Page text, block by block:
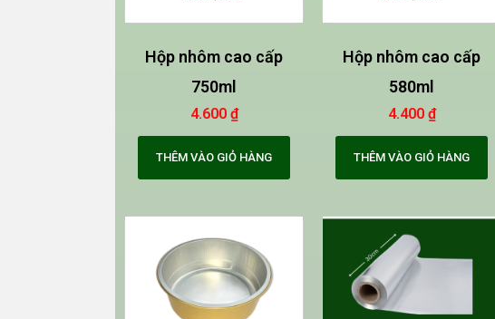
Hộp nhôm cao cấp
750ml
4.600 ₫
THÊM VÀO GIỎ HÀNG
Hộp nhôm cao cấp
580ml
4.400 ₫
THÊM VÀO GIỎ HÀNG